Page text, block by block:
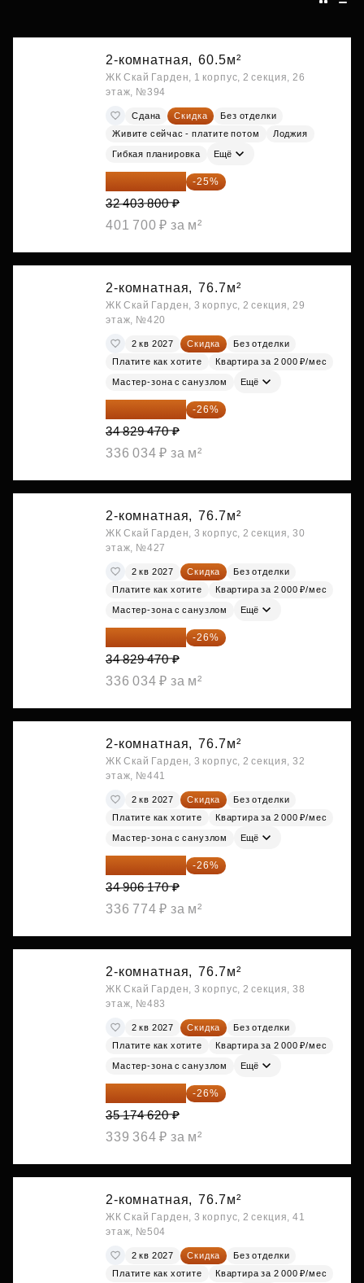
2-комнатная, 60.5м²
ЖК Скай Гарден, 1 корпус, 2 секция, 26
этаж, №394
Сдана Скидка
Без отделки
Живите сейчас - платите потом
Лоджия
Гибкая планировка Ещё
24 302 850 ₽ -25%
32 403 800 ₽
401 700 ₽ за м²
2-комнатная, 76.7м²
ЖК Скай Гарден, 3 корпус, 2 секция, 29
этаж, №420
2 кв 2027 Скидка
Без отделки
Платите как хотите
Квартира за 2 000 ₽/мес
Мастер-зона с санузлом Ещё
25 773 808 ₽ -26%
34 829 470 ₽
336 034 ₽ за м²
2-комнатная, 76.7м²
ЖК Скай Гарден, 3 корпус, 2 секция, 30
этаж, №427
2 кв 2027 Скидка
Без отделки
Платите как хотите
Квартира за 2 000 ₽/мес
Мастер-зона с санузлом Ещё
25 773 808 ₽ -26%
34 829 470 ₽
336 034 ₽ за м²
2-комнатная, 76.7м²
ЖК Скай Гарден, 3 корпус, 2 секция, 32
этаж, №441
2 кв 2027 Скидка
Без отделки
Платите как хотите
Квартира за 2 000 ₽/мес
Мастер-зона с санузлом Ещё
25 830 566 ₽ -26%
34 906 170 ₽
336 774 ₽ за м²
2-комнатная, 76.7м²
ЖК Скай Гарден, 3 корпус, 2 секция, 38
этаж, №483
2 кв 2027 Скидка
Без отделки
Платите как хотите
Квартира за 2 000 ₽/мес
Мастер-зона с санузлом Ещё
26 029 219 ₽ -26%
35 174 620 ₽
339 364 ₽ за м²
2-комнатная, 76.7м²
ЖК Скай Гарден, 3 корпус, 2 секция, 41
этаж, №504
2 кв 2027 Скидка
Без отделки
Платите как хотите
Квартира за 2 000 ₽/мес